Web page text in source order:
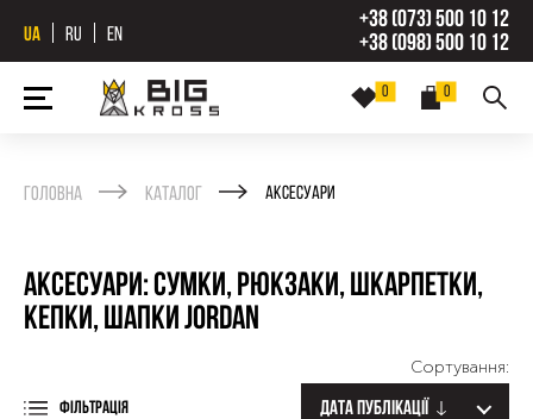
UA RU EN
+38 (073) 500 10 12
+38 (098) 500 10 12
0
0
Головна Каталог Аксесуари
Аксесуари: сумки, рюкзаки, шкарпетки,
кепки, шапки Jordan
ФІЛЬТРАЦІЯ
Сортування:
Дата публікації